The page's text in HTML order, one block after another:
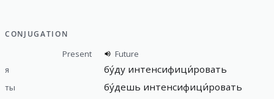
CONJUGATION
Present
Future
я
бу́ду интенсифици́ровать
ты бу́дешь интенсифици́ровать